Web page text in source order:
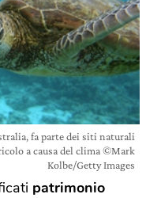
fa parte dei siti naturali
a causa del clima ©Mark
Kolbe/Getty Images
patrimonio